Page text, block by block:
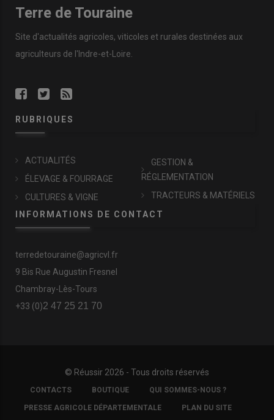
Terre de Touraine
Site d'actualités agricoles, viticoles et rurales destinées aux
agriculteurs de l'Indre-et-Loire.
RUBRIQUES
ACTUALITÉS
ÉLEVAGE & FOURRAGE
CULTURES & VIGNE
GESTION &
RÉGLEMENTATION
TRACTEURS & MATÉRIELS
INFORMATIONS DE CONTACT
terredetouraine@agricvl.fr
9 Bis Rue Augustin Fresnel
Chambray-Lès-Tours
+33 (0)2 47 25 21 70
© Réussir 2026 - Tous droits réservés
FOOTER
COPYRIGHT
CONTACTS BOUTIQUE QUI SOMMES-NOUS ?
PRESSE AGRICOLE DÉPARTEMENTALE PLAN DU SITE